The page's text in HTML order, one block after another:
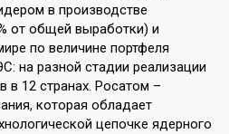
в производстве
от общей выработки) и
по величине портфеля
на разной стадии реализации
в 12 странах. Росатом –
которая обладает
цепочке ядерного